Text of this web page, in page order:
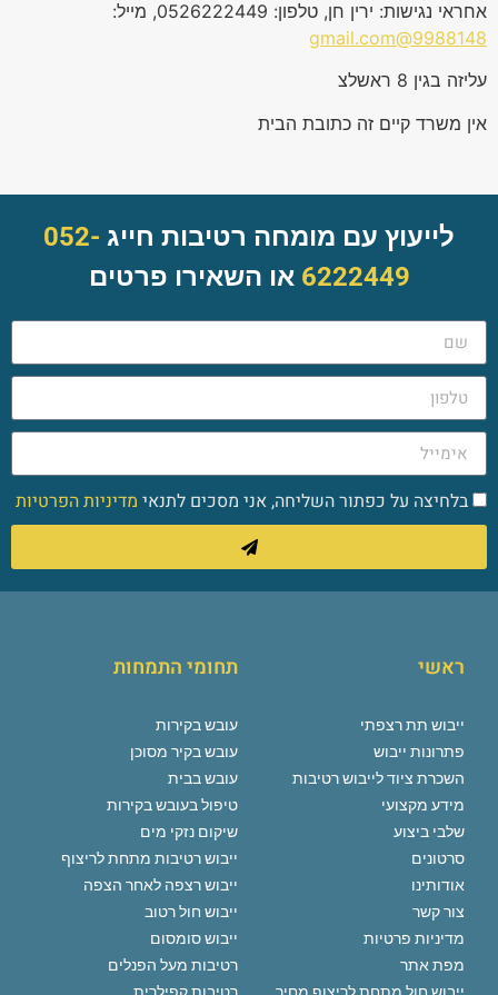
אחראי נגישות: ירין חן, טלפון: 0526222449, מייל:
9988148@gmail.com
עליזה בגין 8 ראשלצ
אין משרד קיים זה כתובת הבית
לייעוץ עם מומחה רטיבות חייג 052-
6222449 או השאירו פרטים
בלחיצה על כפתור השליחה, אני מסכים לתנאי מדיניות הפרטיות
ראשי
ייבוש תת רצפתי
פתרונות ייבוש
השכרת ציוד לייבוש רטיבות
מידע מקצועי
שלבי ביצוע
סרטונים
אודותינו
צור קשר
מדיניות פרטיות
מפת אתר
תחומי התמחות
עובש בקירות
עובש בקיר מסוכן
עובש בבית
טיפול בעובש בקירות
שיקום נזקי מים
ייבוש רטיבות מתחת לריצוף
ייבוש רצפה לאחר הצפה
ייבוש חול רטוב
ייבוש סומסום
רטיבות מעל הפנלים